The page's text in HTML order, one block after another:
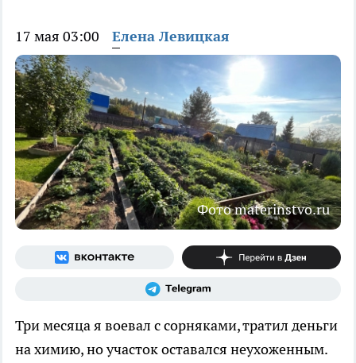
17 мая 03:00 Елена Левицкая
Фото materinstvo.ru
Три месяца я воевал с сорняками, тратил деньги
на химию, но участок оставался неухоженным.